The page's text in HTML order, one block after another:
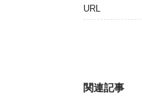
URL
関連記事